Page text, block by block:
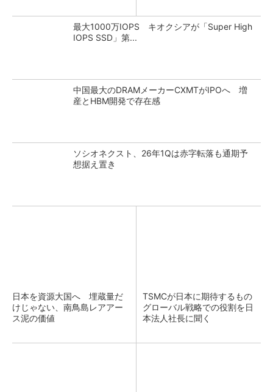
最大1000万IOPS キオクシアが「Super High
IOPS SSD」第...
中国最大のDRAMメーカーCXMTがIPOへ 増
産とHBM開発で存在感
ソシオネクスト、26年1Qは赤字転落も通期予
想据え置き
日本を資源大国へ 埋蔵量だ
けじゃない、南鳥島レアアー
ス泥の価値
TSMCが日本に期待するもの
グローバル戦略での役割を日
本法人社長に聞く